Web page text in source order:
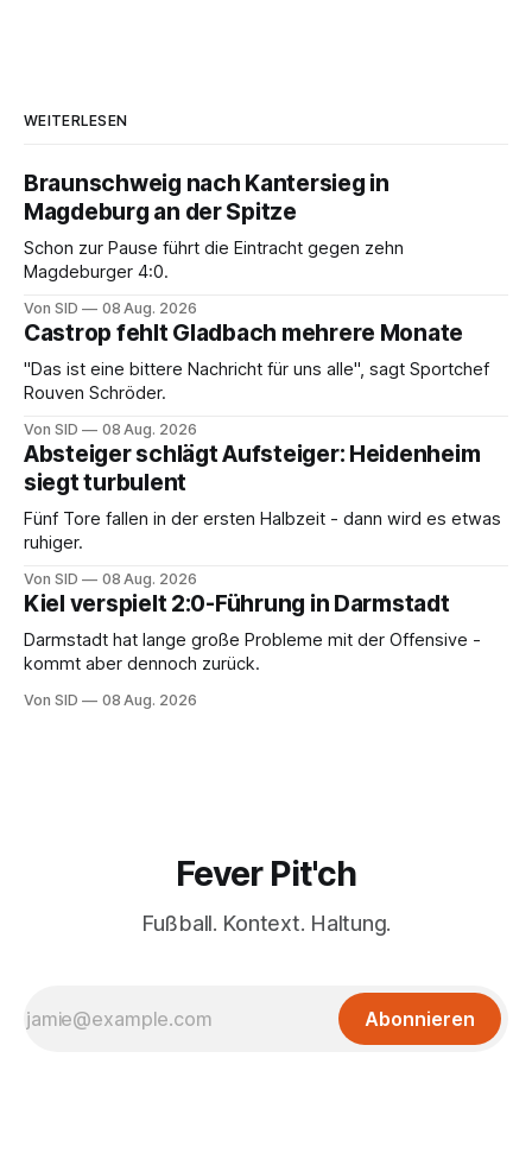
WEITERLESEN
Braunschweig nach Kantersieg in
Magdeburg an der Spitze
Schon zur Pause führt die Eintracht gegen zehn
Magdeburger 4:0.
Von SID 08 Aug. 2026
Castrop fehlt Gladbach mehrere Monate
"Das ist eine bittere Nachricht für uns alle", sagt Sportchef
Rouven Schröder.
Von SID 08 Aug. 2026
Absteiger schlägt Aufsteiger: Heidenheim
siegt turbulent
Fünf Tore fallen in der ersten Halbzeit - dann wird es etwas
ruhiger.
Von SID 08 Aug. 2026
Kiel verspielt 2:0-Führung in Darmstadt
Darmstadt hat lange große Probleme mit der Offensive -
kommt aber dennoch zurück.
Von SID 08 Aug. 2026
Fever Pit'ch
Fußball. Kontext. Haltung.
Abonnieren